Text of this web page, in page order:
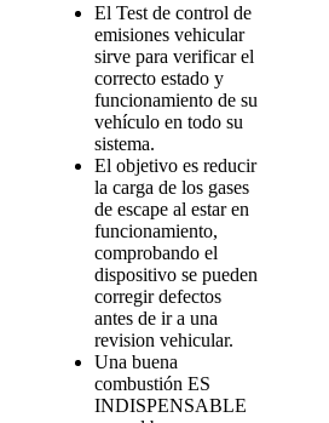
El Test de control de
emisiones vehicular
sirve para verificar el
correcto estado y
funcionamiento de su
vehículo en todo su
sistema.
El objetivo es reducir
la carga de los gases
de escape al estar en
funcionamiento,
comprobando el
dispositivo se pueden
corregir defectos
antes de ir a una
revision vehicular.
Una buena
combustión ES
INDISPENSABLE